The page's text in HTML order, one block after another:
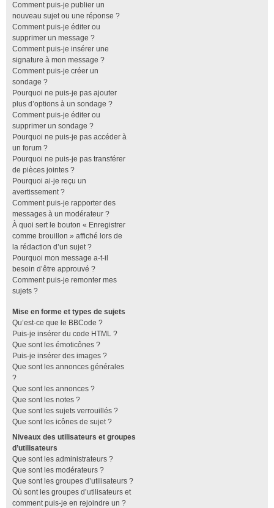
Comment puis-je publier un
nouveau sujet ou une réponse ?
Comment puis-je éditer ou
supprimer un message ?
Comment puis-je insérer une
signature à mon message ?
Comment puis-je créer un
sondage ?
Pourquoi ne puis-je pas ajouter
plus d’options à un sondage ?
Comment puis-je éditer ou
supprimer un sondage ?
Pourquoi ne puis-je pas accéder à
un forum ?
Pourquoi ne puis-je pas transférer
de pièces jointes ?
Pourquoi ai-je reçu un
avertissement ?
Comment puis-je rapporter des
messages à un modérateur ?
À quoi sert le bouton « Enregistrer
comme brouillon » affiché lors de
la rédaction d’un sujet ?
Pourquoi mon message a-t-il
besoin d’être approuvé ?
Comment puis-je remonter mes
sujets ?
Mise en forme et types de sujets
Qu’est-ce que le BBCode ?
Puis-je insérer du code HTML ?
Que sont les émoticônes ?
Puis-je insérer des images ?
Que sont les annonces générales
?
Que sont les annonces ?
Que sont les notes ?
Que sont les sujets verrouillés ?
Que sont les icônes de sujet ?
Niveaux des utilisateurs et groupes
d’utilisateurs
Que sont les administrateurs ?
Que sont les modérateurs ?
Que sont les groupes d’utilisateurs ?
Où sont les groupes d’utilisateurs et
comment puis-je en rejoindre un ?